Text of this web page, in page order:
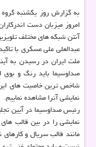
به گزارش روز یکشنبه
آنتن شبکه های مختلف
عبدالعلی علی عسکری با
ملت ایران در رسیدن به
صداوسیما باید رنگ و بوی
شاخص ترین خاصیت های این
نمایشی آنرا مشاهده نماییم.
نمایشی را در بین قالب
مانند قالب سریال و کارهای